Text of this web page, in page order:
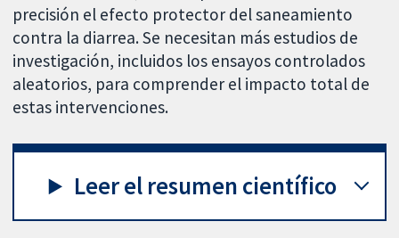
precisión el efecto protector del saneamiento
contra la diarrea. Se necesitan más estudios de
investigación, incluidos los ensayos controlados
aleatorios, para comprender el impacto total de
estas intervenciones.
Leer el resumen científico